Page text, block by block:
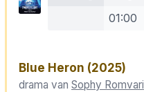
01:00
Blue Heron (2025)
drama van Sophy Romvari